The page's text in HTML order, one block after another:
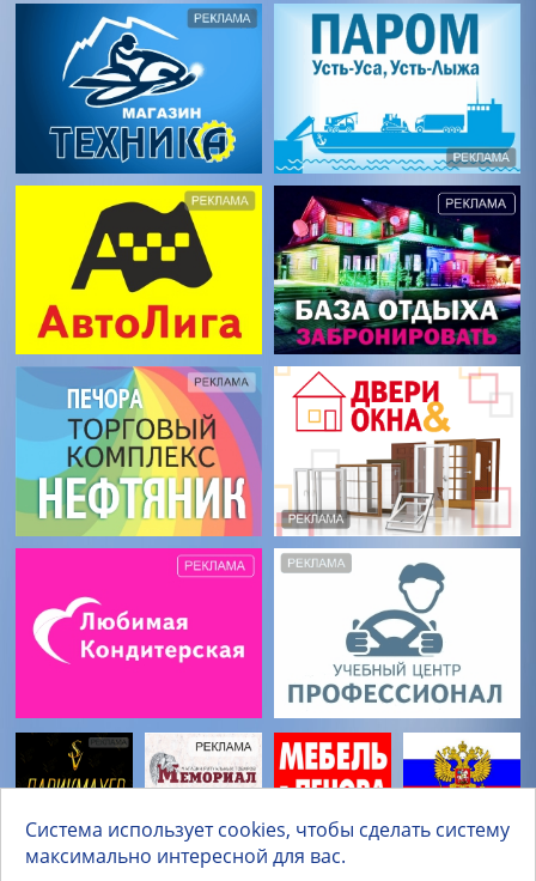
Система использует cookies, чтобы сделать систему
максимально интересной для вас.